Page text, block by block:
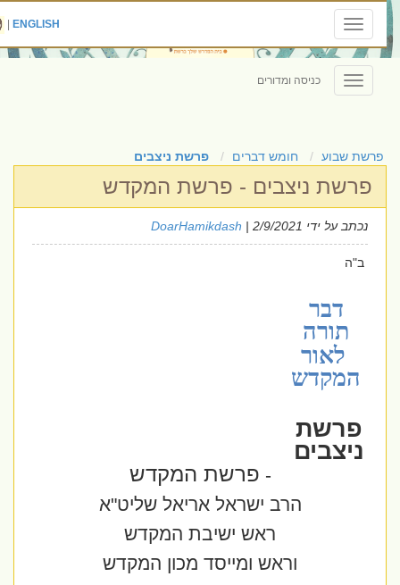
Toggle
navigation
ENGLISH
|
Toggle
navigation
כניסה ומדורים
פרשת שבוע חומש דברים פרשת ניצבים
פרשת ניצבים - פרשת המקדש
נכתב על ידי DoarHamikdash| 2/9/2021
ב"ה
דבר
תורה
לאור
המקדש
פרשת
ניצבים
פרשת המקדש
הרב ישראל אריאל שליט"א
ראש ישיבת המקדש
וראש ומייסד מכון המקדש